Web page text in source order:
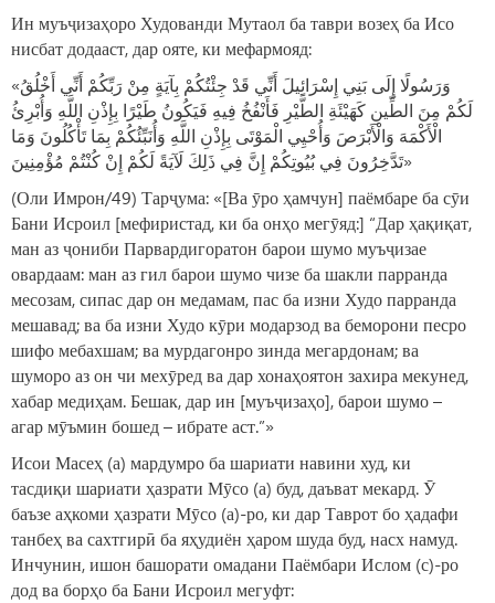
Ин муъҷизаҳоро Худованди Мутаол ба таври возеҳ ба Исо
нисбат додааст, дар ояте, ки мефармояд:
«وَرَسُولًا إِلَى بَنِي إِسْرَائِيلَ أَنِّي قَدْ جِئْتُكُمْ بِآيَةٍ مِنْ رَبِّكُمْ أَنِّي أَخْلُقُ
لَكُمْ مِنَ الطِّينِ كَهَيْئَةِ الطَّيْرِ فَأَنْفُخُ فِيهِ فَيَكُونُ طَيْرًا بِإِذْنِ اللَّهِ وَأُبْرِئُ
الْأَكْمَهَ وَالْأَبْرَصَ وَأُحْيِي الْمَوْتَى بِإِذْنِ اللَّهِ وَأُنَبِّئُكُمْ بِمَا تَأْكُلُونَ وَمَا
تَدَّخِرُونَ فِي بُيُوتِكُمْ إِنَّ فِي ذَلِكَ لَآيَةً لَكُمْ إِنْ كُنْتُمْ مُؤْمِنِينَ»
(Оли Имрон/49) Тарҷума: «[Ва ӯро ҳамчун] паёмбаре ба сӯи
Бани Исроил [мефиристад, ки ба онҳо мегӯяд:] “Дар ҳақиқат,
ман аз ҷониби Парвардигоратон барои шумо муъҷизае
овардаам: ман аз гил барои шумо чизе ба шакли парранда
месозам, сипас дар он медамам, пас ба изни Худо парранда
мешавад; ва ба изни Худо кӯри модарзод ва беморони песро
шифо мебахшам; ва мурдагонро зинда мегардонам; ва
шуморо аз он чи мехӯред ва дар хонаҳоятон захира мекунед,
хабар медиҳам. Бешак, дар ин [муъҷизаҳо], барои шумо –
агар мӯъмин бошед – ибрате аст.”»
Исои Масеҳ (а) мардумро ба шариати навини худ, ки
тасдиқи шариати ҳазрати Мӯсо (а) буд, даъват мекард. Ӯ
баъзе аҳкоми ҳазрати Мӯсо (а)-ро, ки дар Таврот бо ҳадафи
танбеҳ ва сахтгирӣ ба яҳудиён ҳаром шуда буд, насх намуд.
Инчунин, ишон башорати омадани Паёмбари Ислом (с)-ро
дод ва борҳо ба Бани Исроил мегуфт: